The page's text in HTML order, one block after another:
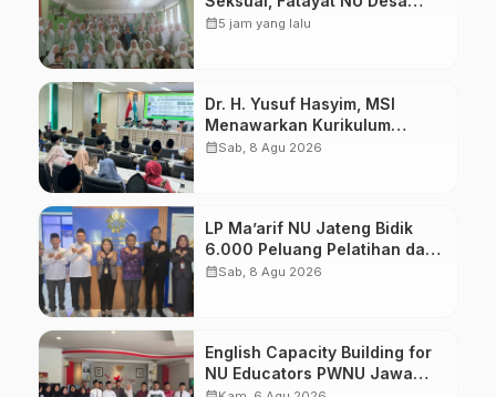
Gembong Datangkan Aktifis
calendar_month5 jam yang lalu
Dr. H. Yusuf Hasyim, MSI
Menawarkan Kurikulum
Diversifikasi, Harapan Baru
calendar_monthSab, 8 Agu 2026
LP Ma’arif NU Jateng Bidik
6.000 Peluang Pelatihan dan
Sertifikasi bagi Lulusan SMK
calendar_monthSab, 8 Agu 2026
English Capacity Building for
NU Educators PWNU Jawa